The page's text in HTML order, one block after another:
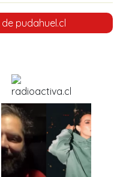
de pudahuel.cl